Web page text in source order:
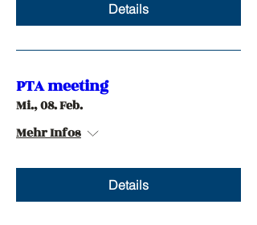
Details
PTA meeting
Mi., 08. Feb.
Mehr Infos
Details